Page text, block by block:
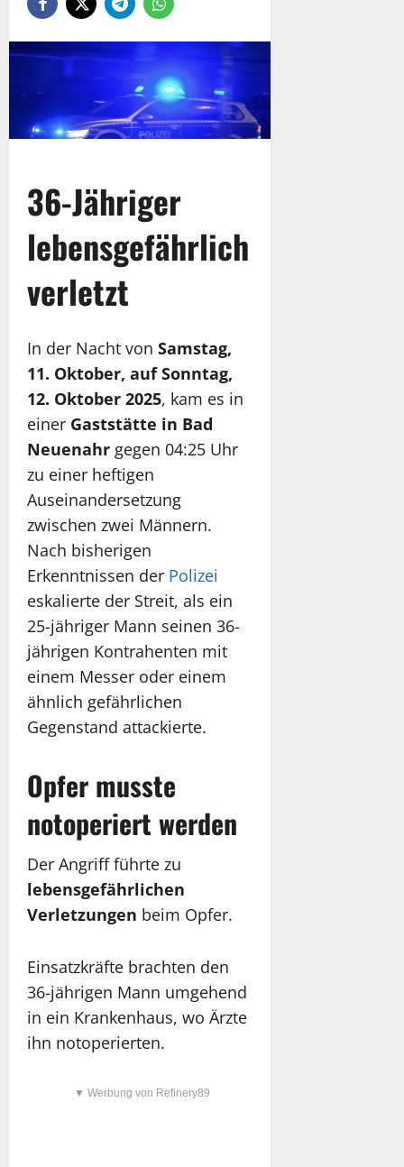
36-Jähriger
lebensgefährlich
verletzt
In der Nacht von Samstag,
11. Oktober, auf Sonntag,
12. Oktober 2025, kam es in
einer Gaststätte in Bad
Neuenahr gegen 04:25 Uhr
zu einer heftigen
Auseinandersetzung
zwischen zwei Männern.
Nach bisherigen
Erkenntnissen der Polizei
eskalierte der Streit, als ein
25-jähriger Mann seinen 36-
jährigen Kontrahenten mit
einem Messer oder einem
ähnlich gefährlichen
Gegenstand attackierte.
Opfer musste
notoperiert werden
Der Angriff führte zu
lebensgefährlichen
Verletzungen beim Opfer.
Einsatzkräfte brachten den
36-jährigen Mann umgehend
in ein Krankenhaus, wo Ärzte
ihn notoperierten.
▼ Werbung von Refinery89